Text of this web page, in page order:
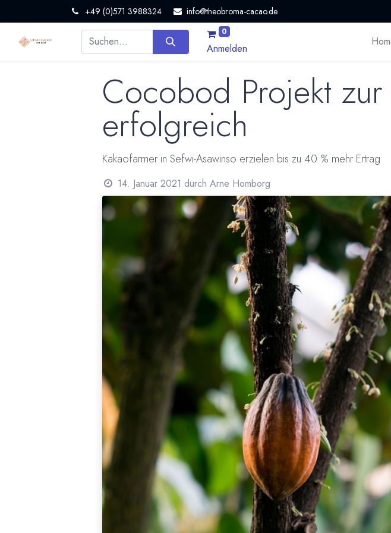
+49 (0)571 3988324 info@theobroma-cacao.de
0
Anmelden
Cocobod Projekt
erfolgreich
Kakaofarmer in Sefwi-Asawinso erzielen bis zu 40 % mehr Ertrag
14. Januar 2021 durch Arne Homborg